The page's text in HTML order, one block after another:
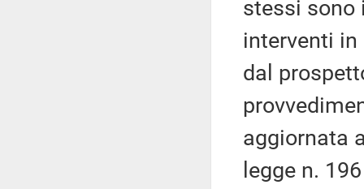
stessi sono
interventi
dal
aggiornata
legge n.